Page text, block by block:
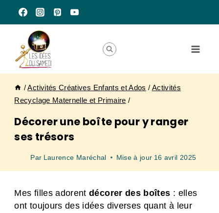
contenu
/ Activités Créatives Enfants et Ados / Activités
Recyclage Maternelle et Primaire /
Décorer une boîte pour y ranger
ses trésors
Par Laurence Maréchal Mise à jour 16 avril 2025
Mes filles adorentdécorer des boîtes : elles
ont toujours des idées diverses quant à leur